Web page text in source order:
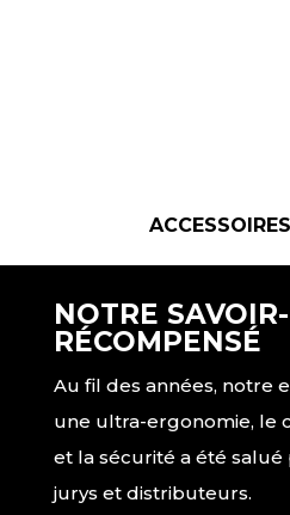
ACCESSOIRES
NOTRE
RÉCOMPENSÉ
Au fil des années, notre
une ultra-ergonomie, le
et la sécurité a été
jurys et distributeurs.